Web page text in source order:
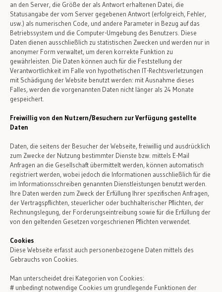
an den Server, die Größe der als Antwort erhaltenen Datei, die
Statusangabe der vom Server gegebenen Antwort (erfolgreich, Fehler,
usw.) als numerischen Code, und andere Parameter in Bezug auf das
Betriebssystem und die Computer-Umgebung des Benutzers. Diese
Daten dienen ausschließlich zu statistischen Zwecken und werden nur in
anonymer Form verwaltet, um deren korrekte Funktion zu
gewährleisten. Die Daten können auch für die Feststellung der
Verantwortlichkeit im Falle von hypothetischen IT-Rechtsverletzungen
mit Schädigung der Website benutzt werden: mit Ausnahme dieses
Falles, werden die vorgenannten Daten nicht länger als 24 Monate
gespeichert.
Freiwillig von den Nutzern/Besuchern zur Verfügung gestellte
Daten
Daten, die seitens der Besucher der Webseite, freiwillig und ausdrücklich
zum Zwecke der Nutzung bestimmter Dienste bzw. mittels E-Mail
Anfragen an die Gesellschaft übermittelt werden, können automatisch
registriert werden, wobei jedoch die Informationen ausschließlich für die
im Informationsschreiben genannten Dienstleistungen benutzt werden.
Ihre Daten werden zum Zweck der Erfüllung Ihrer spezifischen Anfragen,
der Vertragspflichten, steuerlicher oder buchhalterischer Pflichten, der
Rechnungslegung, der Forderungseintreibung sowie für die Erfüllung der
von den geltenden Gesetzen vorgeschrienen Pflichten verwendet.
Cookies
Diese Webseite erfasst auch personenbezogene Daten mittels des
Gebrauchs von Cookies.
Man unterscheidet drei Kategorien von Cookies:
# unbedingt notwendige Cookies um grundlegende Funktionen der